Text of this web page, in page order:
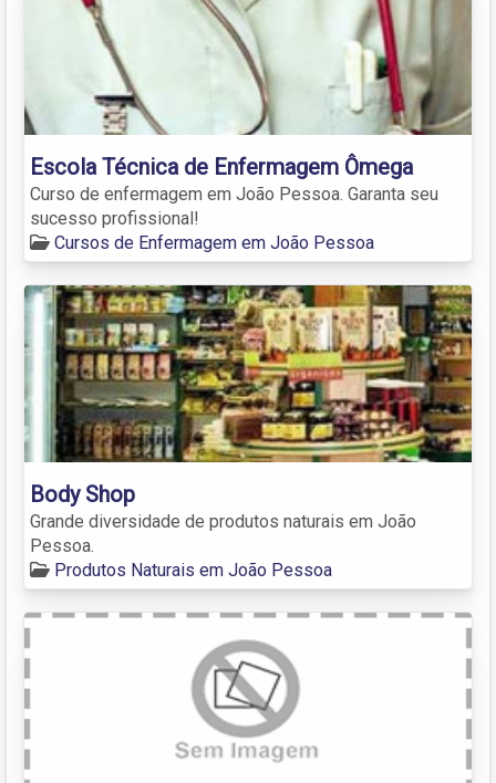
Escola Técnica de Enfermagem Ômega
Curso de enfermagem em João Pessoa. Garanta seu
sucesso profissional!
Cursos de Enfermagem em João Pessoa
Body Shop
Grande diversidade de produtos naturais em João
Pessoa.
Produtos Naturais em João Pessoa